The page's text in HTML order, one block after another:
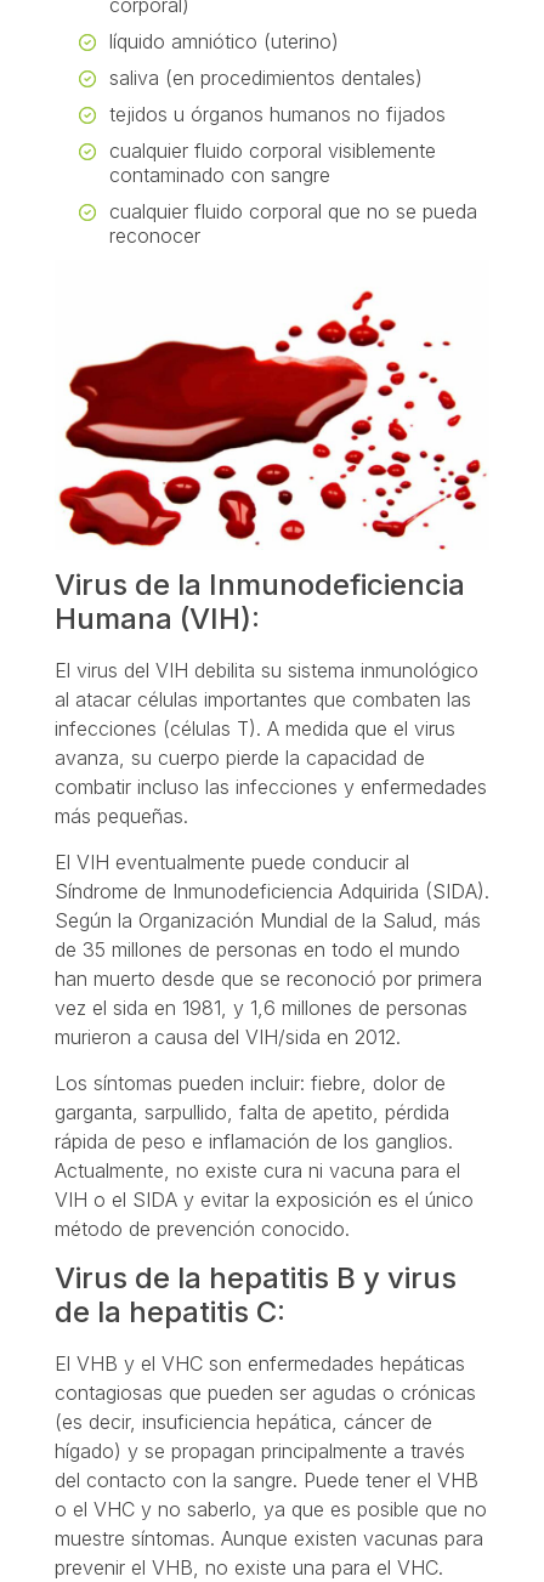
corporal)
líquido amniótico (uterino)
saliva (en procedimientos dentales)
tejidos u órganos humanos no fijados
cualquier fluido corporal visiblemente
contaminado con sangre
cualquier fluido corporal que no se pueda
reconocer
Virus de la Inmunodeficiencia
Humana (VIH):
El virus del VIH debilita su sistema inmunológico
al atacar células importantes que combaten las
infecciones (células T). A medida que el virus
avanza, su cuerpo pierde la capacidad de
combatir incluso las infecciones y enfermedades
más pequeñas.
El VIH eventualmente puede conducir al
Síndrome de Inmunodeficiencia Adquirida (SIDA).
Según la Organización Mundial de la Salud, más
de 35 millones de personas en todo el mundo
han muerto desde que se reconoció por primera
vez el sida en 1981, y 1,6 millones de personas
murieron a causa del VIH/sida en 2012.
Los síntomas pueden incluir: fiebre, dolor de
garganta, sarpullido, falta de apetito, pérdida
rápida de peso e inflamación de los ganglios.
Actualmente, no existe cura ni vacuna para el
VIH o el SIDA y evitar la exposición es el único
método de prevención conocido.
Virus de la hepatitis B y virus
de la hepatitis C:
El VHB y el VHC son enfermedades hepáticas
contagiosas que pueden ser agudas o crónicas
(es decir, insuficiencia hepática, cáncer de
hígado) y se propagan principalmente a través
del contacto con la sangre. Puede tener el VHB
o el VHC y no saberlo, ya que es posible que no
muestre síntomas. Aunque existen vacunas para
prevenir el VHB, no existe una para el VHC.